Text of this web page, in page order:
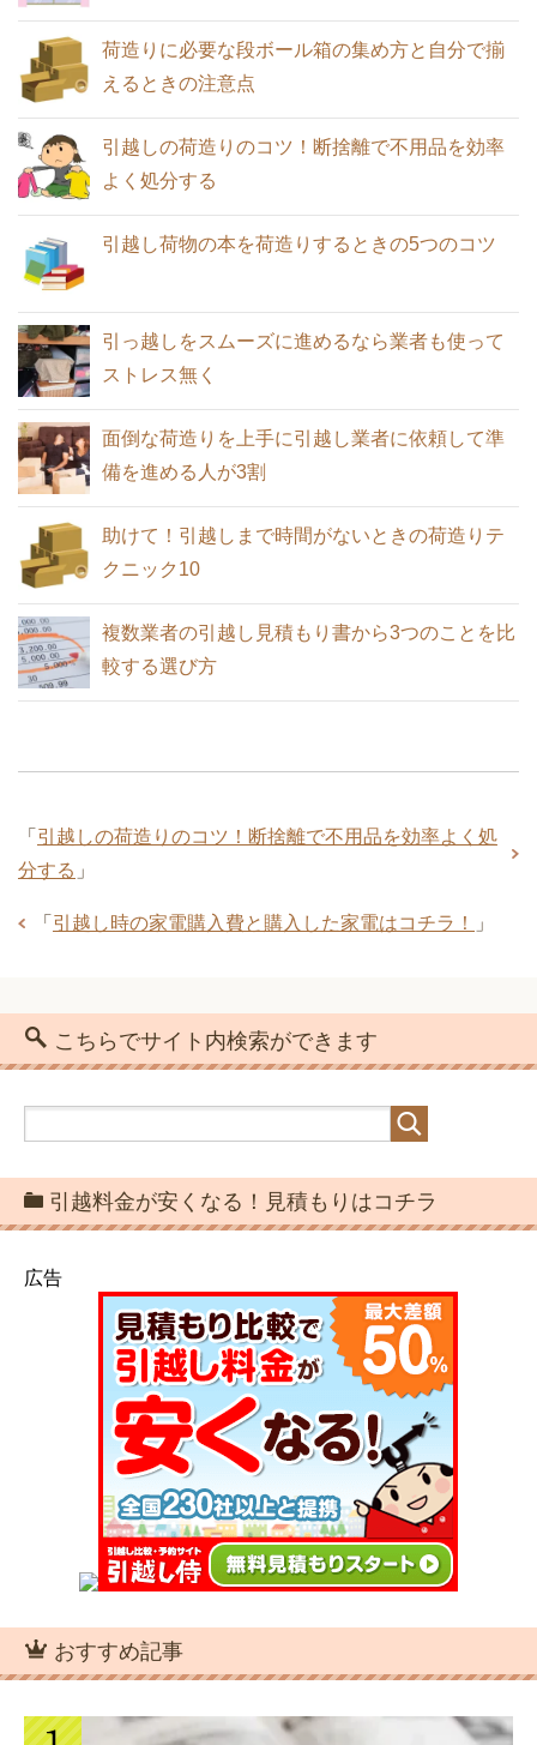
を少なくし物件も転勤者エリアを選ぶ
引越しが決まったときの退去手続きと連
引っ越しの際は必ず郵便局に転送届出
引っ越し後の挨拶回り誰とする！単身男
性・単身女性・家族で違う
然に防ごう
引越し当日の急な精算に対応するため現
電話で見積もり依頼すると引越し費用が
高くなる理由
つ！知らないと損するかも
引っ越しするときの冷蔵庫の準備！電
源・水抜き・中身の整理を何時間前にす
るか？
引っ越しの見積もり料金から節約するた
めの8つのコツ
引越し業者を利用するときのメリット・
見積もり入手方法・チェック項目
引越し業者からの請求書に追加料金が発
引越し当日の急な精算に対応するため現
金の準備をしておく
引っ越し業者では短期間なら荷物を預か
夜間の引っ越しもできますが昼間以上に
注意が必要です
電話で見積もり依頼すると引越し費用が
高くなる理由
引越業者に依頼する5つのメリットと2つ
引っ越しするときの固定電話の手続き方
引越しが決まったときやることをスケジ
ュール表にまとめる
見積もり書から引越し業者を選ぶときの
14のチェックポイント
帽！料金と運べる荷物の量
荷物が少ない単身引っ越しは宅急便や郵
パックが安くておすすめ
冷蔵庫が冷えないときに確認・試したい
9つの方法
引越業者を選ぶときに知っておきたい10
のポイント
引越しの荷造りは部屋単位で行なうのが
荷造りに必要な段ボール箱の集め方と自分で揃
えるときの注意点
引越しの荷造りのコツ！断捨離で不用品を効率
よく処分する
引越し荷物の本を荷造りするときの5つのコツ
引っ越しをスムーズに進めるなら業者も使って
ストレス無く
面倒な荷造りを上手に引越し業者に依頼して準
備を進める人が3割
助けて！引越しまで時間がないときの荷造りテ
クニック10
複数業者の引越し見積もり書から3つのことを比
較する選び方
「 引越しの荷造りのコツ！断捨離で不用品を効率よく処
分する 」
「 引越し時の家電購入費と購入した家電はコチラ！ 」
こちらでサイト内検索ができます
引越料金が安くなる！見積もりはコチラ
広告
おすすめ記事